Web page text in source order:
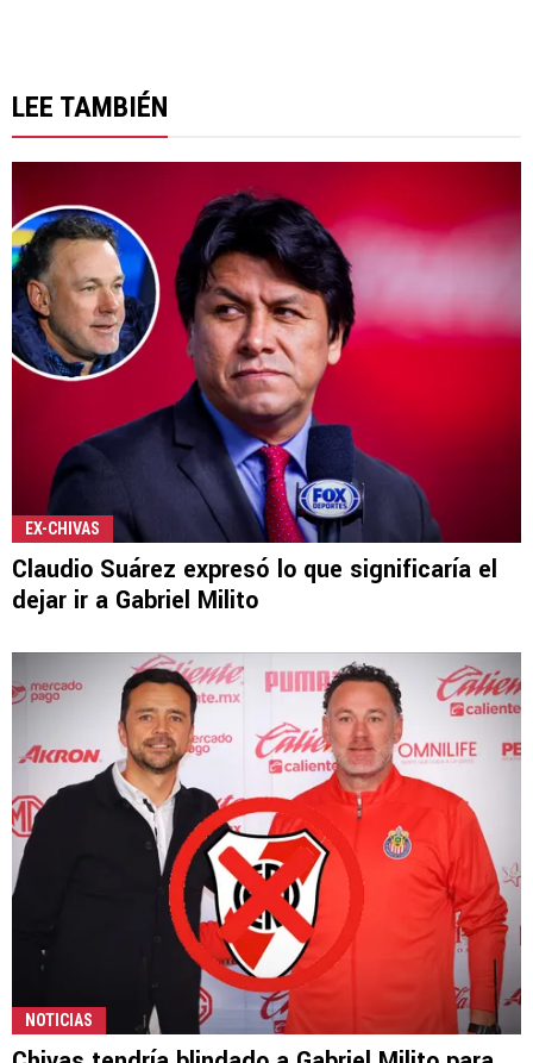
LEE TAMBIÉN
EX-CHIVAS
Claudio Suárez expresó lo que significaría el
dejar ir a Gabriel Milito
NOTICIAS